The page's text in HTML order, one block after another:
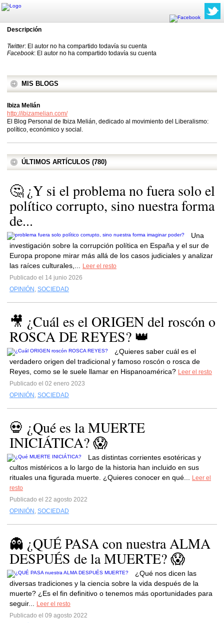
Descripción
Twitter: El autor no ha compartido todavía su cuenta
Facebook: El autor no ha compartido todavía su cuenta
MIS BLOGS
Ibiza Melián
http://ibizamelian.com/
El Blog Personal de Ibiza Melián, dedicado al movimiento del Liberalismo:
político, económico y social.
ÚLTIMOS ARTÍCULOS (780)
🤔 ¿Y si el problema no fuera solo el
político corrupto, sino nuestra forma
de...
Una
investigación sobre la corrupción política en España y el sur de
Europa propone mirar más allá de los casos judiciales y analizar
las raíces culturales,...
Leer el resto
Publicado el 14 junio 2026
OPINIÓN , SOCIEDAD
🎥 ¿Cuál es el ORIGEN del roscón o
ROSCA DE REYES? 👑
¿Quieres saber cuál es el
verdadero origen del tradicional y famoso roscón o rosca de
Reyes, como se le suele llamar en Hispanoamérica? Leer el resto
Publicado el 02 enero 2023
OPINIÓN , SOCIEDAD
💀 ¿Qué es la MUERTE
INICIÁTICA? 😱
Las distintas corrientes esotéricas y
cultos mistéricos a lo largo de la historia han incluido en sus
rituales una figurada muerte. ¿Quieres conocer en qué...
Leer el
resto
Publicado el 22 agosto 2022
OPINIÓN , SOCIEDAD
👻 ¿QUÉ PASA con nuestra ALMA
DESPUÉS de la MUERTE? 😱
¿Qué nos dicen las
diversas tradiciones y la ciencia sobre la vida después de la
muerte? ¿Es el fin definitivo o tenemos más oportunidades para
seguir...
Leer el resto
Publicado el 09 agosto 2022